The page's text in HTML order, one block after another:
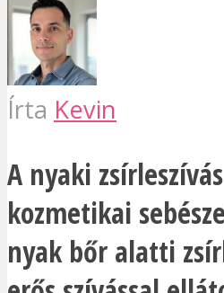
Írta Kevin
A nyaki
kozmetikai
nyak bőr alatti